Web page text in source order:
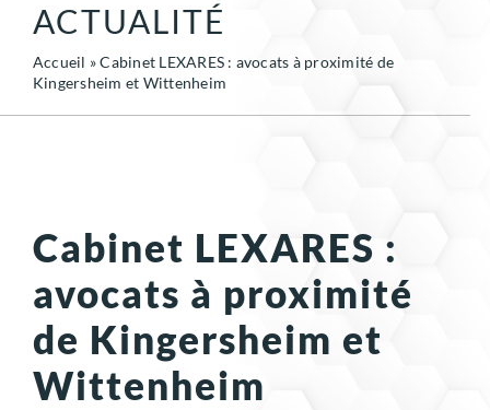
ACTUALITÉ
Accueil »Cabinet LEXARES : avocats à proximité de
Kingersheim et Wittenheim
Cabinet LEXARES :
avocats à proximité
de Kingersheim et
Wittenheim